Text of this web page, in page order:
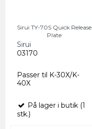
Sirui TY-70S Quick Release
Plate
Sirui
03170
Passer til K-30X/K-
40X
På lager i butik (1
stk.)